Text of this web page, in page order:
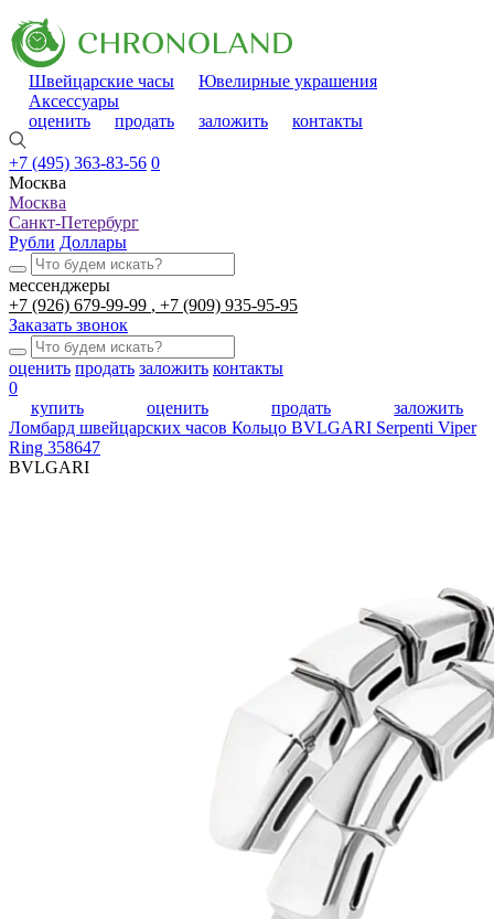
Швейцарские часы
Ювелирные украшения
Аксессуары
оценить
продать заложить контакты
+7 (495) 363-83-56 0
Москва
Москва
Санкт-Петербург
Рубли Доллары
мессенджеры
+7 (926) 679-99-99
+7 (909) 935-95-95
Заказать звонок
оценить продать заложить контакты
0
купить
оценить продать
заложить
Ломбард швейцарских часов Кольцо BVLGARI Serpenti Viper
Ring 358647
BVLGARI